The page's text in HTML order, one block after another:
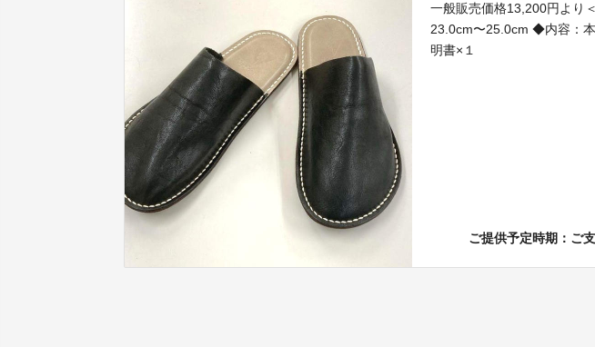
一般販売価格13,200円よ
23.0cm〜25.0cm ◆内容：
明書×１
ご提供予定時期：ご